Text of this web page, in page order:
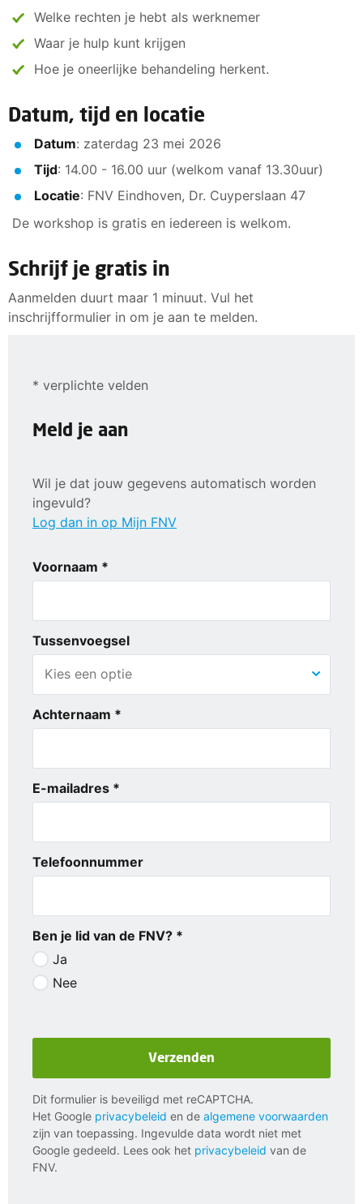
Welke rechten je hebt als werknemer
Waar je hulp kunt krijgen
Hoe je oneerlijke behandeling herkent.
Datum, tijd en locatie
Datum: zaterdag 23 mei 2026
Tijd: 14.00 - 16.00 uur (welkom vanaf 13.30uur)
Locatie: FNV Eindhoven, Dr. Cuyperslaan 47
De workshop is gratis en iedereen is welkom.
Schrijf je gratis in
Aanmelden duurt maar 1 minuut. Vul het
inschrijfformulier in om je aan te melden.
* verplichte velden
Meld je aan
Wil je dat jouw gegevens automatisch worden
ingevuld?
Log dan in op Mijn FNV
Voornaam *
Tussenvoegsel
Achternaam *
E-mailadres *
Telefoonnummer
Ben je lid van de FNV? *
Ja
Nee
Dit formulier is beveiligd met reCAPTCHA.
Het Google privacybeleid en de algemene voorwaarden
zijn van toepassing. Ingevulde data wordt niet met
Google gedeeld. Lees ook het privacybeleid van de
FNV.
Verzenden